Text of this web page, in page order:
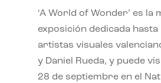
‘A World of Wonder’ es la
exposición dedicada hasta
artistas visuales
y Daniel Rueda, y puede
28 de septiembre en el